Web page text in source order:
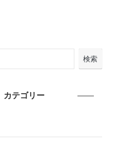
検索
カテゴリー